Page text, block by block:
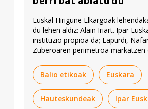
Euskal Hirigune Elkargoak
du lehen aldiz: Alain Iriart. Ipar
instituzio propioa da; Lapurdi,
Zuberoaren perimetroa markatzen
Balio etikoak
Euskara
Hauteskundeak Ipar